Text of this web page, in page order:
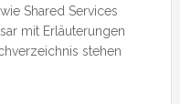
Shared Services
mit Erläuterungen
stehen